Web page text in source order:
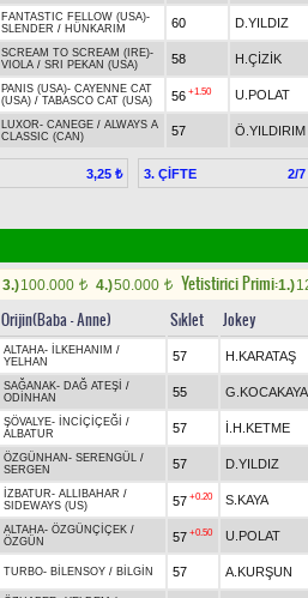
FANTASTIC FELLOW (USA)-
SLENDER / HÜNKARIM 60 D.YILDIZ
SCREAM TO SCREAM (IRE)-
VIOLA / SRI PEKAN (USA) 58 H.ÇİZİK
PANIS (USA)- CAYENNE CAT
(USA) / TABASCO CAT (USA) 56 +1.50 U.POLAT
LUXOR- CANEGE / ALWAYS A
CLASSIC (CAN)
57 Ö.YILDIRIM
3,25 ₺ 3. ÇİFTE 2/7
3.)100.000 t 4.)50.000 t Yetistirici Primi:1.)
Orijin(Baba - Anne) Sıklet Jokey
ALTAHA- İLKEHANIM /
YELHAN
57 H.KARATAŞ
SAĞANAK- DAĞ ATEŞİ /
ODİNHAN
55 G.KOCAKAYA
ŞÖVALYE- İNCİÇİÇEĞİ /
ALBATUR
57 İ.H.KETME
ÖZGÜNHAN - SERENGÜL /
SERGEN
57 D.YILDIZ
İZBATUR- ALLIBAHAR /
SIDEWAYS (US)
57 +0.20 S.KAYA
ALTAHA- ÖZGÜNÇİÇEK /
ÖZGÜN
57 +0.50 U.POLAT
TURBO- BİLENSOY / BİLGİN 57 A.KURŞUN